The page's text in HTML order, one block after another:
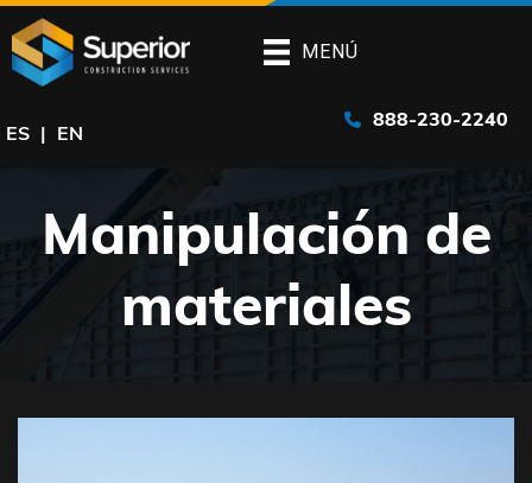
Saltar
al
contenido
MENÚ
ES EN
888-230-2240
Manipulación de
materiales